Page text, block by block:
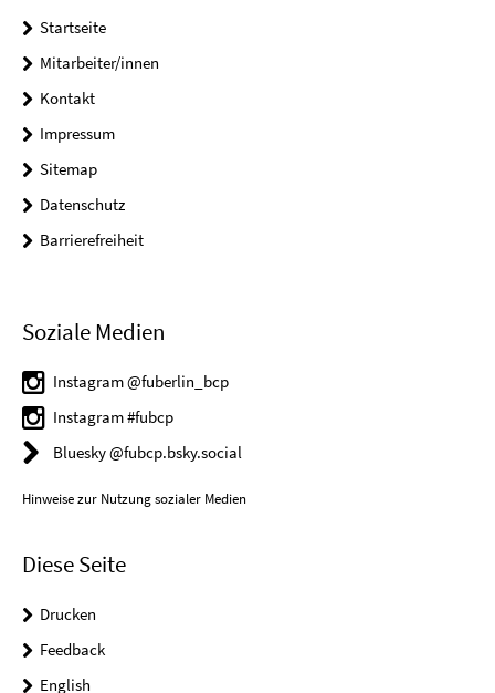
Startseite
Mitarbeiter/innen
Kontakt
Impressum
Sitemap
Datenschutz
Barrierefreiheit
Soziale Medien
Instagram @fuberlin_bcp
Instagram #fubcp
Bluesky @fubcp.bsky.social
Hinweise zur Nutzung sozialer Medien
Diese Seite
Drucken
Feedback
English